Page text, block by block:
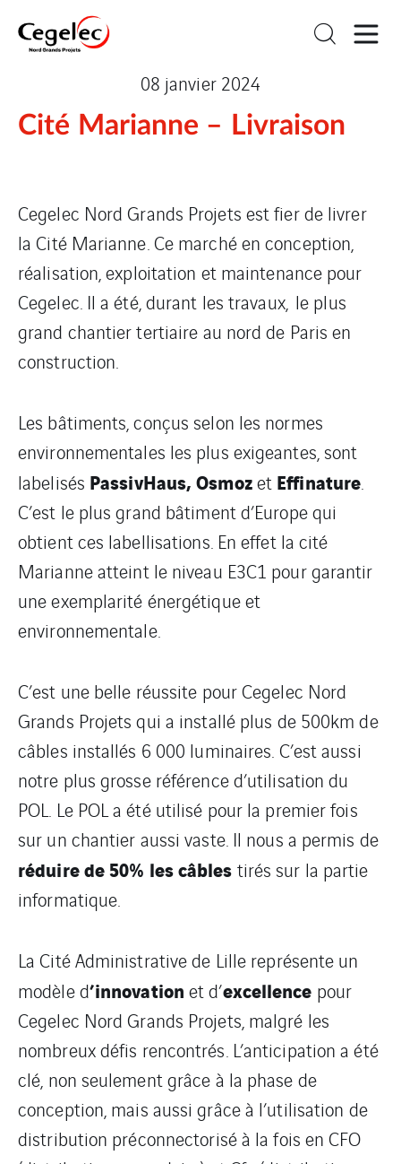
08 janvier 2024
Cité Marianne – Livraison
Cegelec Nord Grands Projets est fier de livrer
la Cité Marianne. Ce marché en conception,
réalisation, exploitation et maintenance pour
Cegelec. Il a été, durant les travaux, le plus
grand chantier tertiaire au nord de Paris en
construction.
Les bâtiments, conçus selon les normes
environnementales les plus exigeantes, sont
labelisés PassivHaus, Osmozet Effinature.
C’est le plus grand bâtiment d’Europe qui
obtient ces labellisations. En effet la cité
Marianne atteint le niveau E3C1 pour garantir
une exemplarité énergétique et
environnementale.
C’est une belle réussite pour Cegelec Nord
Grands Projets qui a installé plus de 500km de
câbles installés 6 000 luminaires. C’est aussi
notre plus grosse référence d’utilisation du
POL. Le POL a été utilisé pour la premier fois
sur un chantier aussi vaste. Il nous a permis de
réduire de 50% les câbles tirés sur la partie
informatique.
La Cité Administrative de Lille représente un
modèle d’innovation et d’excellence pour
Cegelec Nord Grands Projets, malgré les
nombreux défis rencontrés. L’anticipation a été
clé, non seulement grâce à la phase de
conception, mais aussi grâce à l’utilisation de
distribution préconnectorisé à la fois en CFO